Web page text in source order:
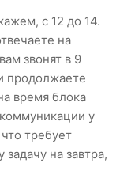
с 12 до 14.
на
звонят в 9
продолжаете
время блока
у
требует
на завтра,